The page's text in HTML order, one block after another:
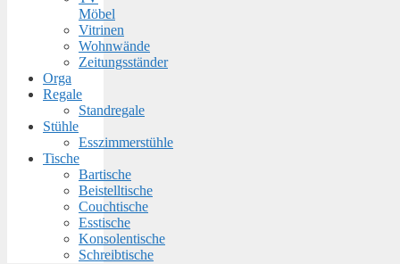
Möbel
Vitrinen
Wohnwände
Zeitungsständer
Orga
Regale
Standregale
Stühle
Esszimmerstühle
Tische
Bartische
Beistelltische
Couchtische
Esstische
Konsolentische
Schreibtische